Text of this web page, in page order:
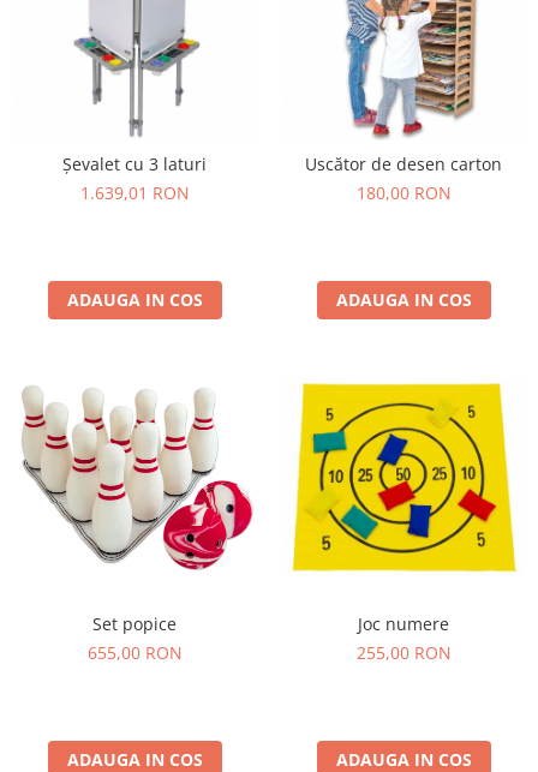
Șevalet cu 3 laturi
1.639,01 RON
ADAUGA IN COS
Uscător de desen carton
180,00 RON
ADAUGA IN COS
Set popice
655,00 RON
ADAUGA IN COS
Joc numere
255,00 RON
ADAUGA IN COS